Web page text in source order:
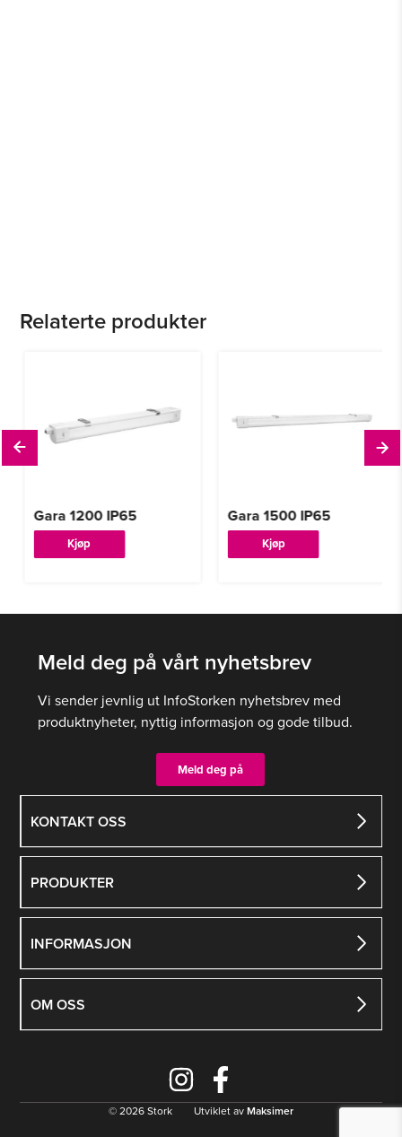
Relaterte produkter
Gara 1200 IP65
Kjøp
Dette
produktet
flere
Alternativene
kan
velges
på
Gara 1500 IP65
Kjøp
Dette
produktet
flere
Alternativene
kan
velges
på
KONTAKT OSS
PRODUKTER
INFORMASJON
OM OSS
Meld deg på vårt nyhetsbrev
Vi sender jevnlig ut InfoStorken nyhetsbrev med
produktnyheter, nyttig informasjon og gode tilbud.
Meld deg på
© 2026 Stork Utviklet avMaksimer